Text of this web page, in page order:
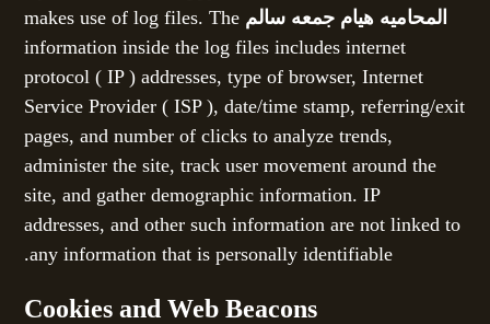
المحاميه هيام جمعه سالم makes use of log files. The
information inside the log files includes internet
protocol ( IP ) addresses, type of browser, Internet
Service Provider ( ISP ), date/time stamp, referring/exit
pages, and number of clicks to analyze trends,
administer the site, track user movement around the
site, and gather demographic information. IP
addresses, and other such information are not linked to
any information that is personally identifiable.
Cookies and Web Beacons